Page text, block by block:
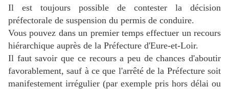
Il est toujours possible de contester la décision
préfectorale de suspension du permis de conduire.
Vous pouvez dans un premier temps effectuer un recours
hiérarchique auprès de la Préfecture d'Eure-et-Loir.
Il faut savoir que ce recours a peu de chances d'aboutir
favorablement, sauf à ce que l'arrêté de la Préfecture soit
manifestement irrégulier (par exemple pris hors délai ou